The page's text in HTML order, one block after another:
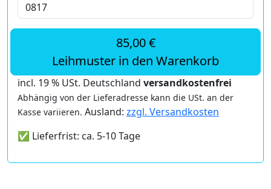
85,00 €
Leihmuster in den Warenkorb
incl. 19 % USt. Deutschland versandkostenfrei
Abhängig von der Lieferadresse kann die USt. an der
Kasse variieren. Ausland: zzgl. Versandkosten
✅ Lieferfrist: ca. 5-10 Tage